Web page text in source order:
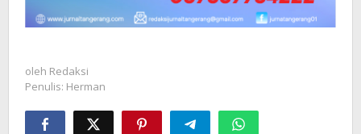
oleh Redaksi
Penulis: Herman